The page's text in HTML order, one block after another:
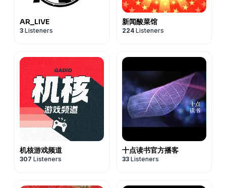
AR_LIVE
3 Listeners
新闻酸菜馆
224 Listeners
机核游戏频道
307 Listeners
十点读书官方播客
33 Listeners